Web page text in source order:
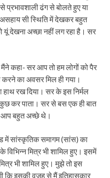
प्रभावशाली ढंग से बोलते हुए या
सी स्थिति में देखकर बहुत
देखना अच्छा नहीं लग रहा है। सर
कहा- सर आप तो हम लोगों को पैर
का अवसर मिल ही गया।
हाथ रख दिया। सर के इस निर्मल
कर पाता। सर से बस एक ही बात
आप बहुत अच्छे थे।
में सांस्कृतिक समागम (सांस) का
मित्र भी शामिल हुए। इसमें
भी शामिल हुए। मुझे तो इस
कि इसकी वजह से मैं इतिहासकार